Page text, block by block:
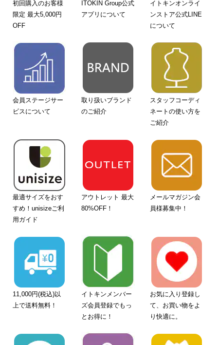
初回購入のお客様
限定 最大5,000円
OFF
ITOKIN Group公式
アプリについて
イトキンオンライ
ンストア公式LINE
について
会員ステージサー
ビスについて
取り扱いブランド
のご紹介
スタッフコーディ
ネートの使い方を
ご紹介
最適サイズをおす
すめ！unisizeご利
用ガイド
アウトレット 最大
80%OFF！
メールマガジン会
員様募集中！
11,000円(税込)以
上で送料無料！
イトキンメンバー
ズ会員登録でもっ
とお得に！
お気に入り登録し
て、お買い物をよ
り快適に。